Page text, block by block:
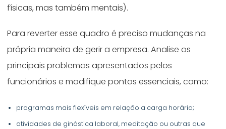
físicas, mas também mentais).
Para reverter esse quadro é preciso mudanças na
própria maneira de gerir a empresa. Analise os
principais problemas apresentados pelos
funcionários e modifique pontos essenciais, como:
programas mais flexíveis em relação a carga horária;
atividades de ginástica laboral, meditação ou outras que